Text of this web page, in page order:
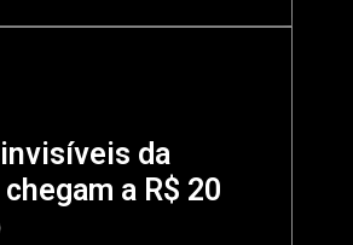
da
a R$ 20